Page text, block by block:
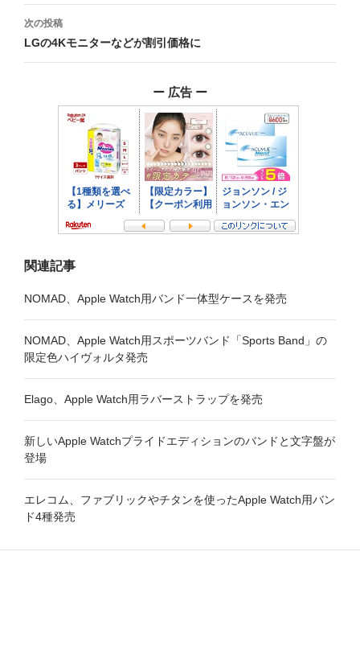
ナ
ビ
次の投稿
LGの4Kモニターなどが割引価格に
ー 広告 ー
関連記事
NOMAD、Apple Watch用バンド一体型ケースを発売
NOMAD、Apple Watch用スポーツバンド「Sports Band」の
限定色ハイヴォルタ発売
Elago、Apple Watch用ラバーストラップを発売
新しいApple Watchプライドエディションのバンドと文字盤が
登場
エレコム、ファブリックやチタンを使ったApple Watch用バン
ド4種発売